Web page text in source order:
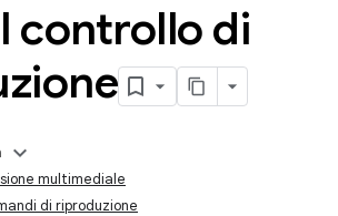
controllo di
multimediale
di riproduzione